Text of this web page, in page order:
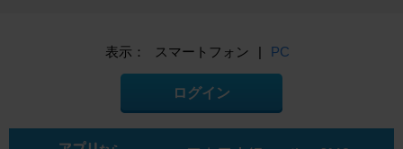
表示： スマートフォン | PC
ログイン